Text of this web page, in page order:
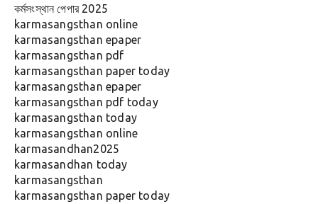
কর্মসংস্থান পেপার 2025
karmasangsthan online
karmasangsthan epaper
karmasangsthan pdf
karmasangsthan paper today
karmasangsthan epaper
karmasangsthan pdf today
karmasangsthan today
karmasangsthan online
karmasandhan2025
karmasandhan today
karmasangsthan
karmasangsthan paper today